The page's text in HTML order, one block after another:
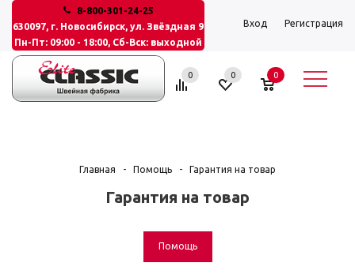
8-800-301-24-25
630097, г. Новосибирск, ул. Звёздная 9
Пн-Пт: 09:00 - 18:00, Сб-Вск: выходной
Вход Регистрация
0 0 0
Главная - Помощь - Гарантия на товар
Гарантия на товар
Помощь